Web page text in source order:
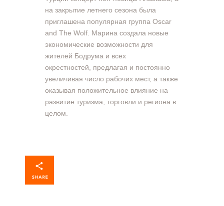
на закрытие летнего сезона была
приглашена популярная группа Oscar
and The Wolf. Марина создала новые
экономические возможности для
жителей Бодрума и всех
окрестностей, предлагая и постоянно
увеличивая число рабочих мест, а также
оказывая положительное влияние на
развитие туризма, торговли и региона в
целом.